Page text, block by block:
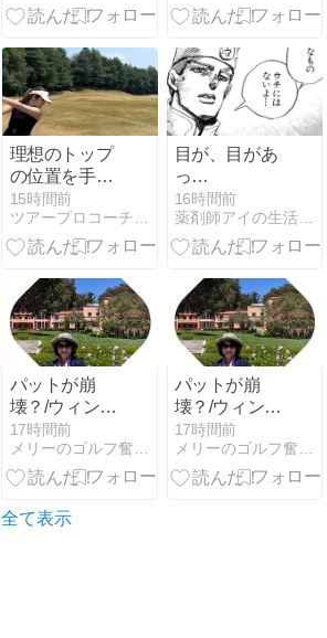
界の女王が魅
芸術にファン
悶絶【動画あ
り】
理想のトップ
の位置を手に
入れる!(^^)!
15時間前
ツアープロコーチ玉谷康高のゴルフ上達ブログ
目が、目があ
っ…
16時間前
薬剤師アイの生活日誌
パットが崩
壊？/ウィンダ
ム・チャンピ
ョンシップ2
日目
17時間前
メリーのゴルフ奮戦記（終の住処）
パットが崩
壊？/ウィンダ
ム・チャンピ
ョンシップ2
日目
17時間前
メリーのゴルフ奮戦記（終の住処）
全て表示